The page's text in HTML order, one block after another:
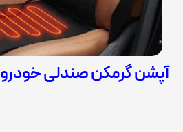
آپشن گرمکن صندلی خودرو